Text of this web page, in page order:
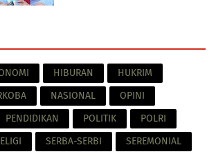
HIBURAN
HUKRIM
NASIONAL
OPINI
PENDIDIKAN POLITIK
POLRI
SERBA-SERBI
SEREMONIAL